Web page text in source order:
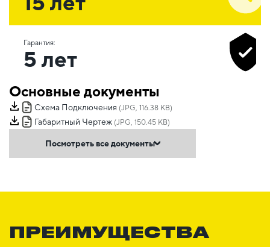
Гарантия:
5 лет
Основные документы
Схема Подключения (JPG, 116.38 KB)
Габаритный Чертеж (JPG, 150.45 KB)
Посмотреть все документы
ПРЕИМУЩЕСТВА